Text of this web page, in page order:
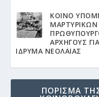
KΟΙΝΟ
ΑΡΧΗΓΟΥΣ
ΙΔΡΥΜΑ ΝΕΟΛΑΙΑΣ
ΠΟΡΙΣΜΑ